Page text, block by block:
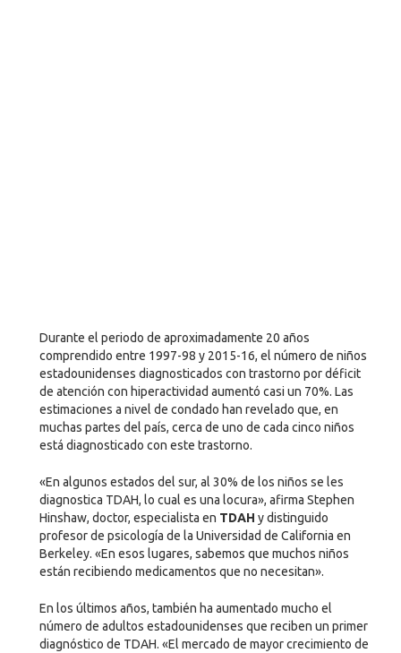
Durante el periodo de aproximadamente 20 años
comprendido entre 1997-98 y 2015-16, el número de niños
estadounidenses diagnosticados con trastorno por déficit
de atención con hiperactividad aumentó casi un 70%. Las
estimaciones a nivel de condado han revelado que, en
muchas partes del país, cerca de uno de cada cinco niños
está diagnosticado con este trastorno.
«En algunos estados del sur, al 30% de los niños se les
diagnostica TDAH, lo cual es una locura», afirma Stephen
Hinshaw, doctor, especialista en TDAH y distinguido
profesor de psicología de la Universidad de California en
Berkeley. «En esos lugares, sabemos que muchos niños
están recibiendo medicamentos que no necesitan».
En los últimos años, también ha aumentado mucho el
número de adultos estadounidenses que reciben un primer
diagnóstico de TDAH. «El mercado de mayor crecimiento de